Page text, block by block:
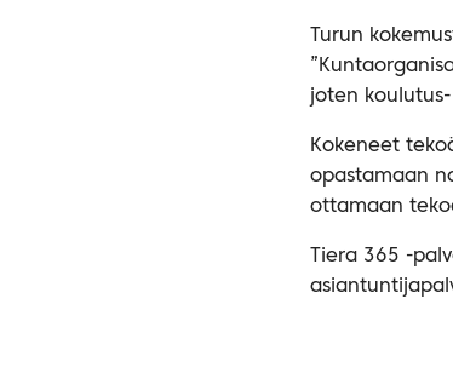
Turun
joten
Kokeneet
opastamaan
ottamaan
Tiera 365 -